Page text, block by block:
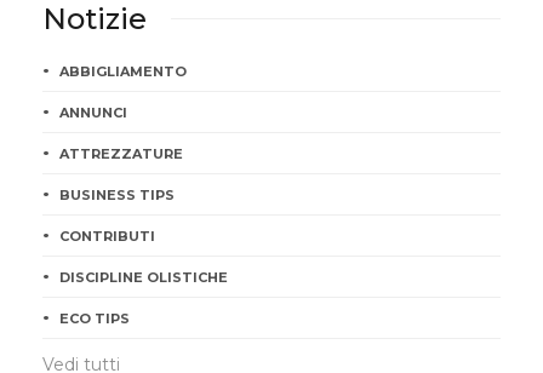
Notizie
ABBIGLIAMENTO
ANNUNCI
ATTREZZATURE
BUSINESS TIPS
CONTRIBUTI
DISCIPLINE OLISTICHE
ECO TIPS